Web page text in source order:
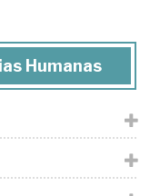
Humanas